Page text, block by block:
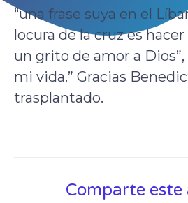
“una frase suya en el
locura de la cruz es
un grito de amor a
mi vida.” Gracias
trasplantado.
Comparte